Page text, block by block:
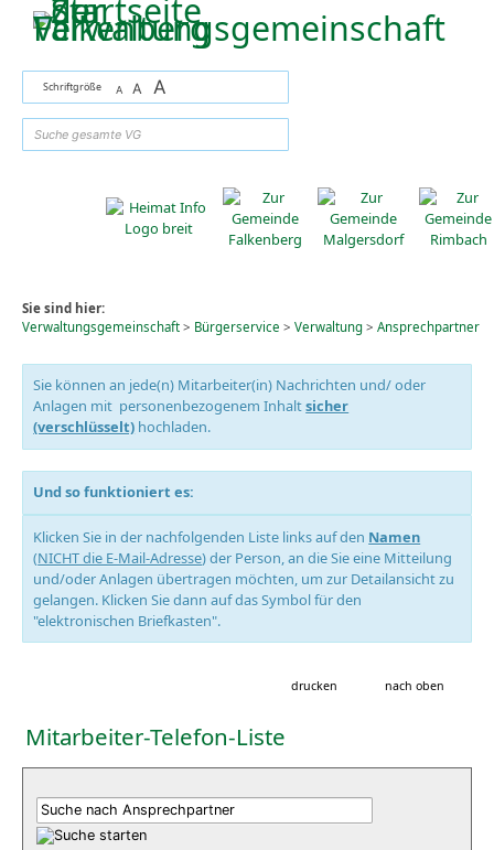
Zum Inhalt,zur Navigationoder
Schriftgröße A A A
Sie sind hier:
Verwaltungsgemeinschaft> Bürgerservice > Verwaltung> Ansprechpartner
Sie können an jede(n) Mitarbeiter(in) Nachrichten und/ oder
Anlagen mit personenbezogenem Inhaltsicher
(verschlüsselt) hochladen.
Und so funktioniert es:
Klicken Sie in der nachfolgenden Liste links auf den Namen
(NICHT die E-Mail-Adresse) der Person, an die Sie eine Mitteilung
und/oder Anlagen übertragen möchten, um zur Detailansicht zu
gelangen. Klicken Sie dann auf das Symbol für den
"elektronischen Briefkasten".
drucken nach oben
Mitarbeiter-Telefon-Liste